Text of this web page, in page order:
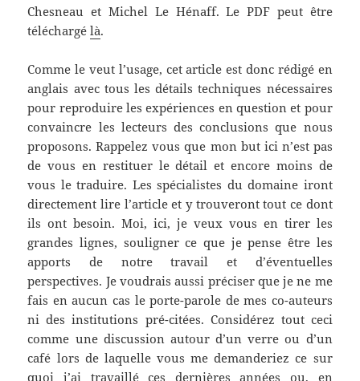
Chesneau et Michel Le Hénaff. Le PDF peut être
téléchargélà.
Comme le veut l’usage, cet article est donc rédigé en
anglais avec tous les détails techniques nécessaires
pour reproduire les expériences en question et pour
convaincre les lecteurs des conclusions que nous
proposons. Rappelez vous que mon but ici n’est pas
de vous en restituer le détail et encore moins de
vous le traduire. Les spécialistes du domaine iront
directement lire l’article et y trouveront tout ce dont
ils ont besoin. Moi, ici, je veux vous en tirer les
grandes lignes, souligner ce que je pense être les
apports de notre travail et d’éventuelles
perspectives. Je voudrais aussi préciser que je ne me
fais en aucun cas le porte-parole de mes co-auteurs
ni des institutions pré-citées. Considérez tout ceci
comme une discussion autour d’un verre ou d’un
café lors de laquelle vous me demanderiez ce sur
quoi j’ai travaillé ces dernières années ou, en